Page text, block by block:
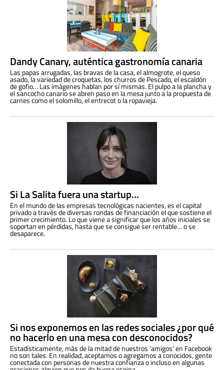
Dandy Canary, auténtica gastronomía canaria
Las papas arrugadas, las bravas de la casa, el almogrote, el queso
asado, la variedad de croquetas, los churros de Pescado, el escaldón
de gofio… Las imágenes hablan por sí mismas. El pulpo a la plancha y
el sancocho canario se abren paso en la mesa junto a la propuesta de
carnes como el solomillo, el entrecot o la ropavieja.
Si La Salita fuera una startup…
En el mundo de las empresas tecnológicas nacientes, es el capital
privado a través de diversas rondas de financiación el que sostiene el
primer crecimiento. Lo que viene a significar que los años iniciales se
soportan en pérdidas, hasta que se consigue ser rentable… o se
desaparece.
Si nos exponemos en las redes sociales ¿por qué
no hacerlo en una mesa con desconocidos?
Estadísticamente, más de la mitad de nuestros ‘amigos’ en Facebook
no son tales. En realidad, aceptamos o agregamos a conocidos, gente
conectada con personas de nuestra confianza o incluso en algunas